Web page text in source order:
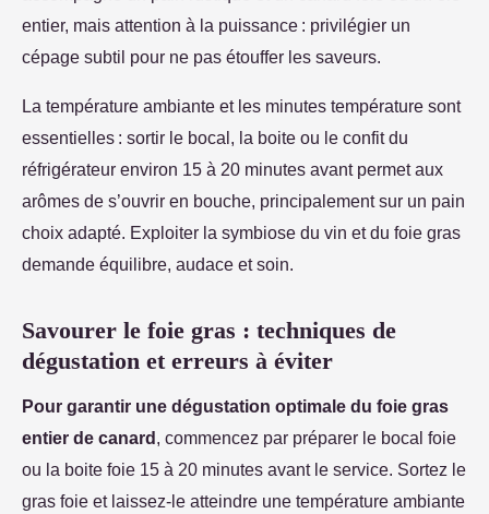
entier, mais attention à la puissance : privilégier un
cépage subtil pour ne pas étouffer les saveurs.
La température ambiante et les minutes température sont
essentielles : sortir le bocal, la boite ou le confit du
réfrigérateur environ 15 à 20 minutes avant permet aux
arômes de s’ouvrir en bouche, principalement sur un pain
choix adapté. Exploiter la symbiose du vin et du foie gras
demande équilibre, audace et soin.
Savourer le foie gras : techniques de
dégustation et erreurs à éviter
Pour garantir une dégustation optimale du foie gras
entier de canard , commencez par préparer le bocal foie
ou la boite foie 15 à 20 minutes avant le service. Sortez le
gras foie et laissez-le atteindre une température ambiante